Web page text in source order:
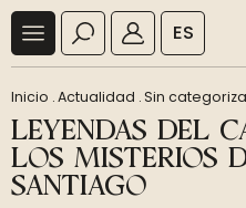
ES
Inicio .Actualidad .Sin
LEYENDAS DEL
LOS MISTERIOS
SANTIAGO